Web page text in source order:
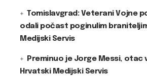
Tomislavgrad: Veterani Vojne
odali počast poginulim
Medijski Servis
Preminuo je Jorge Messi, otac
Hrvatski Medijski Servis